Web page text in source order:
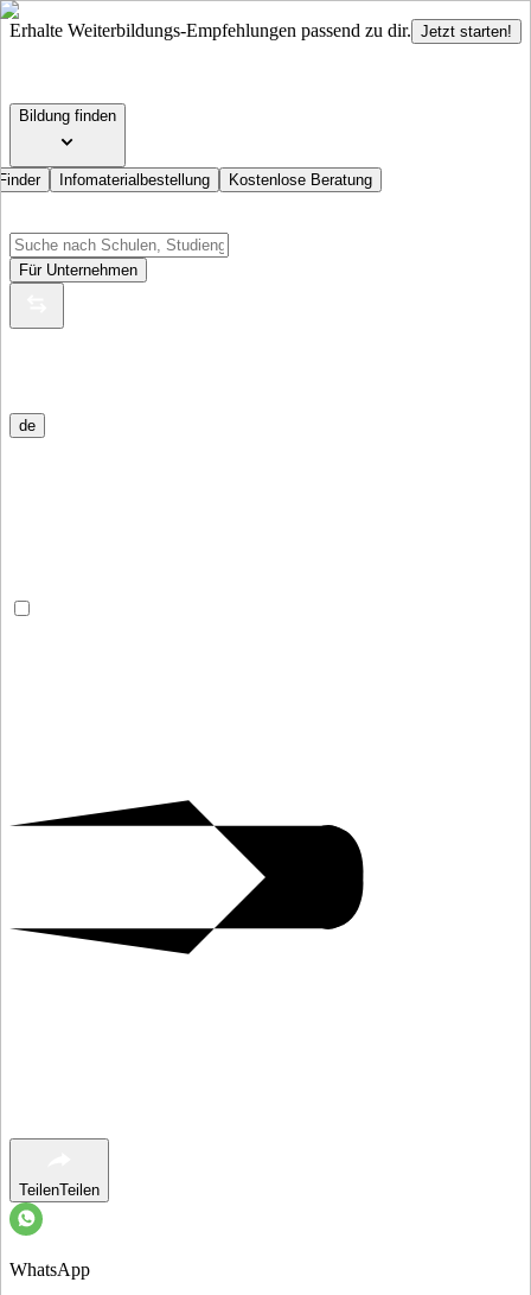
Erhalte Weiterbildungs-Empfehlungen passend zu dir. Jetzt starten!
Bildung finden
Infomaterialbestellung Kostenlose Beratung
Für Unternehmen
de
TeilenTeilen
WhatsApp